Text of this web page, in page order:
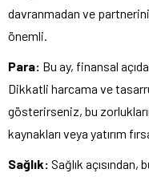
davranmadan ve
önemli.
Para: Bu ay, finansal
Dikkatli harcama ve
gösterirseniz, bu
kaynakları veya yatırım
Sağlık: Sağlık